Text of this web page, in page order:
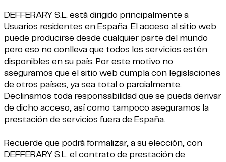
DEFFERARY S.L. está dirigido principalmente a
Usuarios residentes en España. El acceso al sitio web
puede producirse desde cualquier parte del mundo
pero eso no conlleva que todos los servicios estén
disponibles en su país. Por este motivo no
aseguramos que el sitio web cumpla con legislaciones
de otros países, ya sea total o parcialmente.
Declinamos toda responsabilidad que se pueda derivar
de dicho acceso, así como tampoco aseguramos la
prestación de servicios fuera de España.
Recuerde que podrá formalizar, a su elección, con
DEFFERARY S.L. el contrato de prestación de